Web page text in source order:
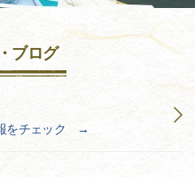
ブログ
をチェック →